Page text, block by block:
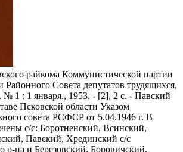
райкома Коммунистической партии
Районного Совета депутатов трудящихся,
№ 1 : 1 января., 1953. - [2], 2 с. - Павский
Псковской области Указом
совета РСФСР от 5.04.1946 г. В
с/с: Боротненский, Всинский,
Павский, Хрединский с/с
р-на и Березовский, Боровичский,